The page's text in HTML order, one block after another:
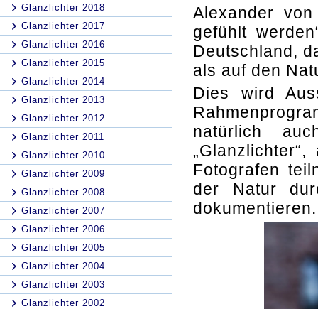
Glanzlichter 2018
Glanzlichter 2017
Glanzlichter 2016
Glanzlichter 2015
Glanzlichter 2014
Glanzlichter 2013
Glanzlichter 2012
Glanzlichter 2011
Glanzlichter 2010
Glanzlichter 2009
Glanzlichter 2008
Glanzlichter 2007
Glanzlichter 2006
Glanzlichter 2005
Glanzlichter 2004
Glanzlichter 2003
Glanzlichter 2002
Alexander
gefühlt
Deutschland,
als auf den
Dies wird
natürlich
Fotografen
der Natur
dokumentieren.